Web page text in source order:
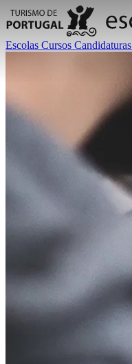
Escolas Cursos Candidaturas